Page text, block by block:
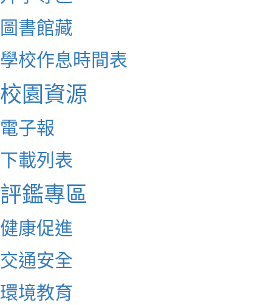
圖書館藏
學校作息時間表
校園資源
電子報
下載列表
評鑑專區
健康促進
交通安全
環境教育